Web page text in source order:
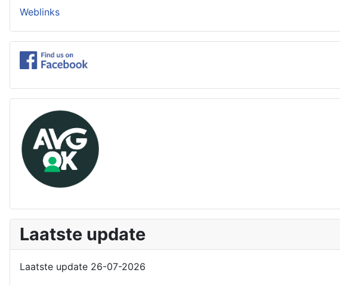
Weblinks
Laatste update
Laatste update 26-07-2026